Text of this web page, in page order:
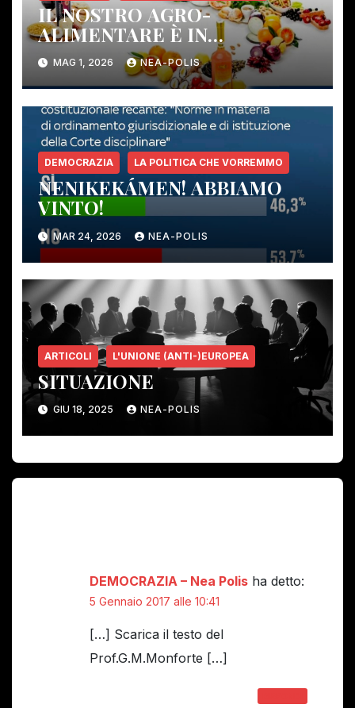
IL NOSTRO AGRO-
ALIMENTARE È IN
PERICOLO!
MAG 1, 2026 NEA-POLIS
DEMOCRAZIA LA POLITICA CHE VORREMMO
NENIKEKÁMEN! ABBIAMO
VINTO!
MAR 24, 2026 NEA-POLIS
ARTICOLI L'UNIONE (ANTI-)EUROPEA
SITUAZIONE
GIU 18, 2025 NEA-POLIS
DEMOCRAZIA – Nea Polis ha detto:
5 Gennaio 2017 alle 10:41
[…] Scarica il testo del
Prof.G.M.Monforte […]